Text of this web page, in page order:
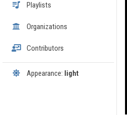
Playlists
Organizations
Contributors
Appearance: light